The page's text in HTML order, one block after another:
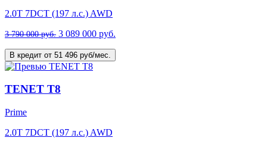
2.0T 7DCT (197 л.с.) AWD
3 790 000 руб. 3 089 000 руб.
В кредит от 51 496 руб/мес.
TENET T8
Prime
2.0T 7DCT (197 л.с.) AWD